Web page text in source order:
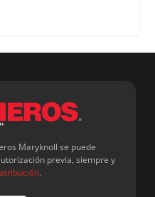
Maryknoll se puede
previa, siempre y
.